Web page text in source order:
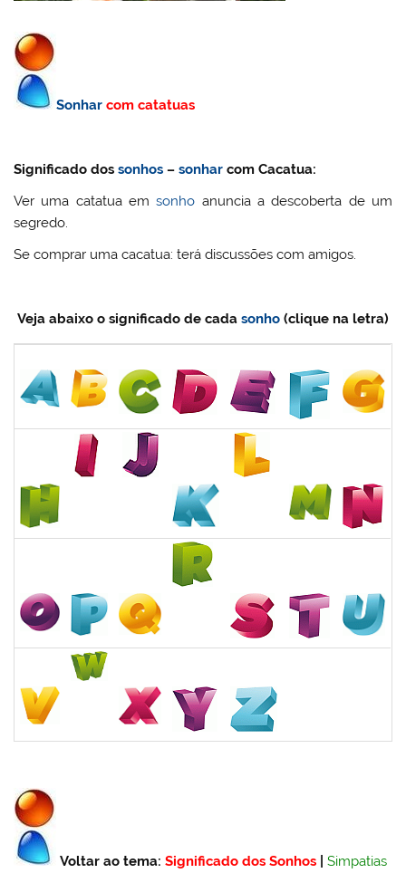
Sonhar com catatuas
Significado dossonhos –sonhar com Cacatua:
Ver uma catatua emsonho anuncia a descoberta de um
segredo.
Se comprar uma cacatua: terá discussões com amigos.
Veja abaixo o significado de cada sonho (clique na letra)
Voltar ao tema:Significado dos Sonhos |Simpatias